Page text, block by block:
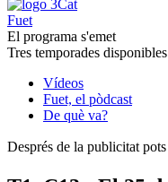
Fuet
El programa s'emet
Tres temporades disponibles
Vídeos
Fuet, el pòdcast
De què va?
Després de la publicitat